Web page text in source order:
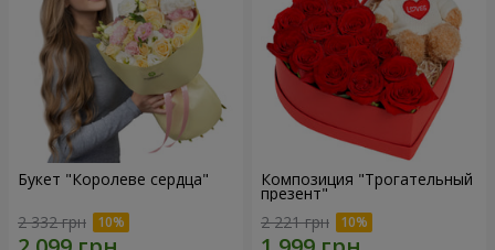
Букет "Королеве сердца"
2 332 грн
Композиция "Трогательный
презент"
2 221 грн